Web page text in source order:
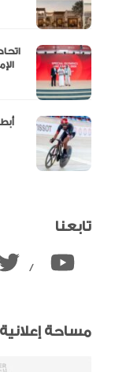
تابعنا
/
مساحة إعلانية